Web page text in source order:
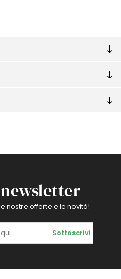
nostre offerte e le novità!
Sottoscrivi